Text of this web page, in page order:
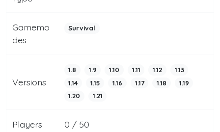
Gamemo
des
Survival
Versions
1.8 1.9 1.10 1.11 1.12
1.13
1.14
1.15 1.16 1.17 1.18
1.19
1.20
1.21
Players 0 / 50